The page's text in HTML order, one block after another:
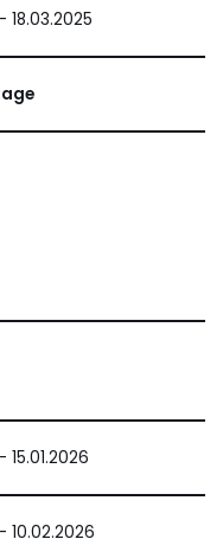
18.03.2025
15.01.2026
10.02.2026